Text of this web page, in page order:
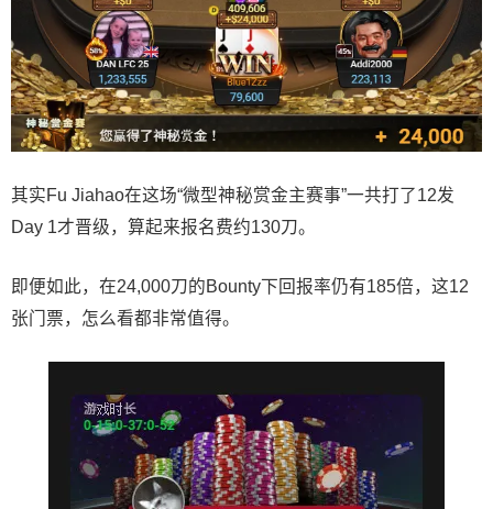
其实Fu Jiahao在这场“微型神秘赏金主赛事”一共打了12发
Day 1才晋级，算起来报名费约130刀。
即便如此，在24,000刀的Bounty下回报率仍有185倍，这12
张门票，怎么看都非常值得。